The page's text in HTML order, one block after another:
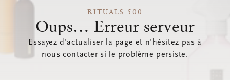
RITUALS 500
Oups… Erreur serveur
Essayez d’actualiser la page et n’hésitez pas à
nous contacter si le problème persiste.